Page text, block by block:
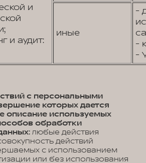
и
и аудит:
иные
-
-
-
с персональными
которых дается
описание используемых
обработки
любые действия
действий
с использованием
или без использования